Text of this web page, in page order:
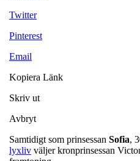
Twitter
Pinterest
Email
Kopiera Länk
Skriv ut
Avbryt
Samtidigt som prinsessan Sofia,
lyxliv väljer kronprinsessan